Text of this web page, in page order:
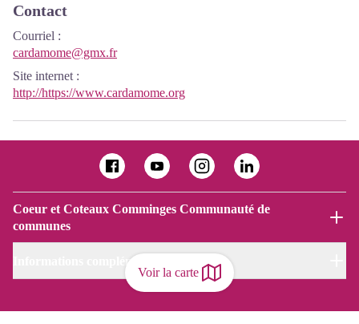
Voir la carte
Contact
Courriel :
cardamome@gmx.fr
Site internet :
http://https://www.cardamome.org
Coeur et Coteaux Comminges Communauté de
communes
Informations complémentaires